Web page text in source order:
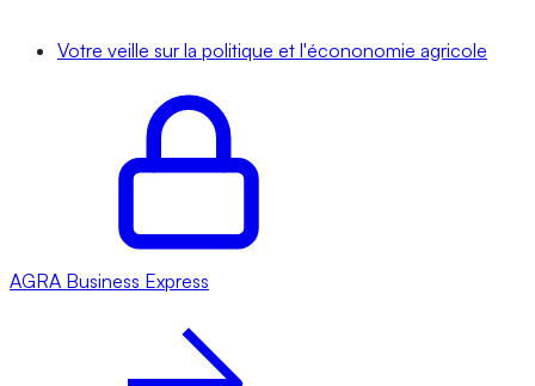
Votre veille sur la politique et l'écononomie agricole
AGRA Business Express